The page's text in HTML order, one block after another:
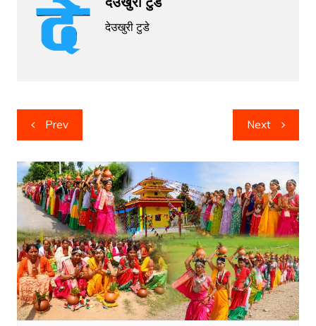
देउखुरी टुडे
Post
navigation
Prev Next